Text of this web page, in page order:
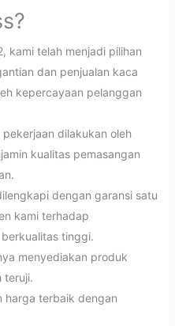
kami telah menjadi pilihan
dan penjualan kaca
kepercayaan pelanggan
pekerjaan dilakukan oleh
kualitas pemasangan
dengan garansi satu
kami terhadap
tinggi.
menyediakan produk
teruji.
harga terbaik dengan